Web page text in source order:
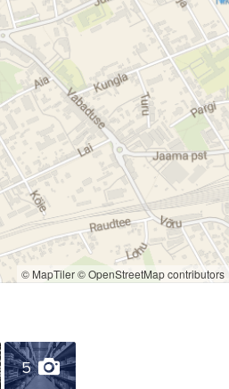
© MapTiler© OpenStreetMap contributors
5